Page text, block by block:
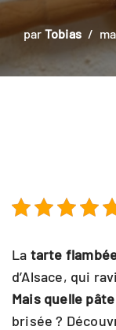
par Tobias
La tarte
d’Alsace, qui
Mais quelle
brisée ?